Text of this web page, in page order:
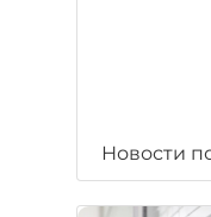
Новости